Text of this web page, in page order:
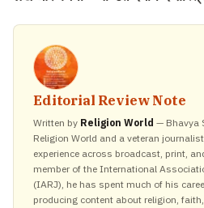
Editorial Review Note
Written by Religion World — Bhavya
Religion World and a veteran
experience across broadcast, print,
member of the International
(IARJ), he has spent much of his
producing content about religion,